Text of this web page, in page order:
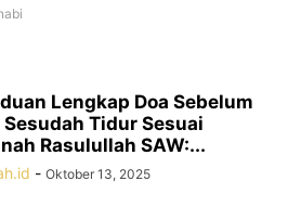
Lengkap Doa Sebelum
Sesudah Tidur Sesuai
Rasulullah SAW:...
- Oktober 13, 2025